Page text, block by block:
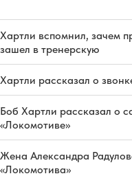
Хартли вспомнил, зачем
зашел в тренерскую
Хартли рассказал о
Боб Хартли рассказал о
«Локомотиве»
Жена Александра
«Локомотива»